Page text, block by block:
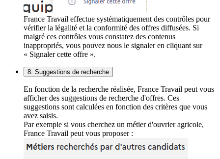
France Travail effectue systématiquement des contrôles pour
vérifier la légalité et la conformité des offres diffusées. Si
malgré ces contrôles vous constatez des contenus
inappropriés, vous pouvez nous le signaler en cliquant sur
« Signaler cette offre ».
8. Suggestions de recherche
En fonction de la recherche réalisée, France Travail peut vous
afficher des suggestions de recherche d'offres. Ces
suggestions sont calculées en fonction des critères que vous
avez saisis.
Par exemple si vous cherchez un métier d'ouvrier agricole,
France Travail peut vous proposer :